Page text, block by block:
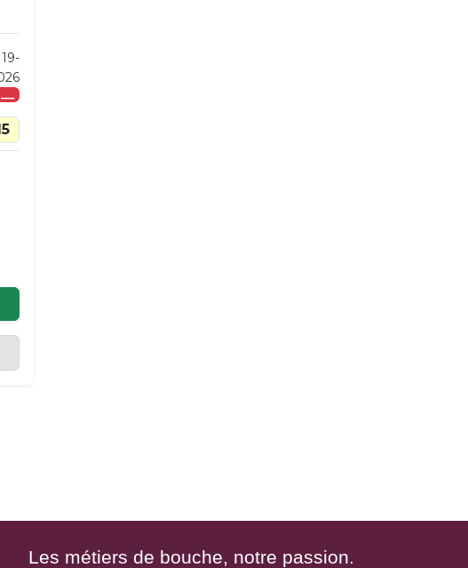
___
Les métiers de bouche, notre passion.